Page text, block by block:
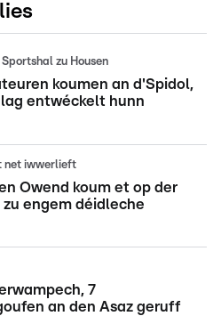
zu Housen
koumen an d'Spidol,
entwéckelt hunn
net iwwerlieft
Owend koum et op der
engem déidleche
7
an den Asaz geruff